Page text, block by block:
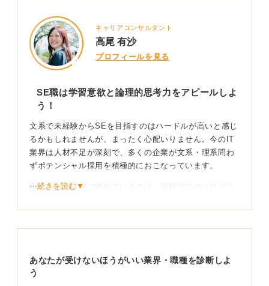
キャリアコンサルタント
高尾 有沙
プロフィールを見る
SE職は学習意欲と論理的思考力をアピールしよ
う！
文系で未経験からSEを目指すのはハードルが高いと感じ
るかもしれませんが、まったく心配いりません。今のIT
業界は人材不足が深刻で、多くの企業が文系・理系問わ
ずポテンシャル採用を積極的におこなっています。
企業が未経験者に求めているのは、現時点でのプログラ
就活の方法としては、まず教育制度が充実している企業
⋯続きを読む▼
あなたが受けないほうがいい業界・職種を診断しよ
う